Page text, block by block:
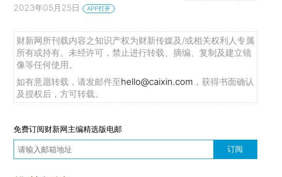
2023年05月25日 APP打开
财新网所刊载内容之知识产权为财新传媒及/或相关权利人专属
所有或持有。未经许可，禁止进行转载、摘编、复制及建立镜
像等任何使用。
如有意愿转载，请发邮件至hello@caixin.com ，获得书面确认
及授权后，方可转载。
免费订阅财新网主编精选版电邮
订阅